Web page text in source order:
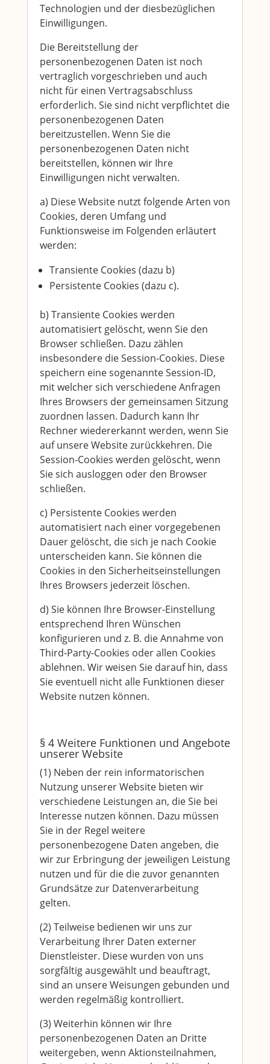
Technologien und der diesbezüglichen
Einwilligungen.
Die Bereitstellung der
personenbezogenen Daten ist noch
vertraglich vorgeschrieben und auch
nicht für einen Vertragsabschluss
erforderlich. Sie sind nicht verpflichtet die
personenbezogenen Daten
bereitzustellen. Wenn Sie die
personenbezogenen Daten nicht
bereitstellen, können wir Ihre
Einwilligungen nicht verwalten.
a) Diese Website nutzt folgende Arten von
Cookies, deren Umfang und
Funktionsweise im Folgenden erläutert
werden:
Transiente Cookies (dazu b)
Persistente Cookies (dazu c).
b) Transiente Cookies werden
automatisiert gelöscht, wenn Sie den
Browser schließen. Dazu zählen
insbesondere die Session-Cookies. Diese
speichern eine sogenannte Session-ID,
mit welcher sich verschiedene Anfragen
Ihres Browsers der gemeinsamen Sitzung
zuordnen lassen. Dadurch kann Ihr
Rechner wiedererkannt werden, wenn Sie
auf unsere Website zurückkehren. Die
Session-Cookies werden gelöscht, wenn
Sie sich ausloggen oder den Browser
schließen.
c) Persistente Cookies werden
automatisiert nach einer vorgegebenen
Dauer gelöscht, die sich je nach Cookie
unterscheiden kann. Sie können die
Cookies in den Sicherheitseinstellungen
Ihres Browsers jederzeit löschen.
d) Sie können Ihre Browser-Einstellung
entsprechend Ihren Wünschen
konfigurieren und z. B. die Annahme von
Third-Party-Cookies oder allen Cookies
ablehnen. Wir weisen Sie darauf hin, dass
Sie eventuell nicht alle Funktionen dieser
Website nutzen können.
§ 4 Weitere Funktionen und Angebote
unserer Website
(1) Neben der rein informatorischen
Nutzung unserer Website bieten wir
verschiedene Leistungen an, die Sie bei
Interesse nutzen können. Dazu müssen
Sie in der Regel weitere
personenbezogene Daten angeben, die
wir zur Erbringung der jeweiligen Leistung
nutzen und für die die zuvor genannten
Grundsätze zur Datenverarbeitung
gelten.
(2) Teilweise bedienen wir uns zur
Verarbeitung Ihrer Daten externer
Dienstleister. Diese wurden von uns
sorgfältig ausgewählt und beauftragt,
sind an unsere Weisungen gebunden und
werden regelmäßig kontrolliert.
(3) Weiterhin können wir Ihre
personenbezogenen Daten an Dritte
weitergeben, wenn Aktionsteilnahmen,